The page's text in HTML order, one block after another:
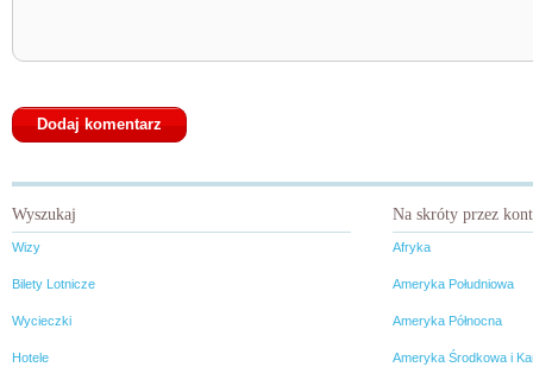
Wyszukaj
Wizy
Bilety Lotnicze
Wycieczki
Hotele
Na skróty przez
Afryka
Ameryka Południowa
Ameryka Północna
Ameryka Środkowa i